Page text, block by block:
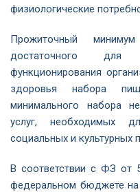
физиологические
Прожиточный
достаточного для
функционирования
здоровья набора
минимального набора
услуг, необходимых
социальных и культурных
В соответствии с ФЗ
федеральном бюджете